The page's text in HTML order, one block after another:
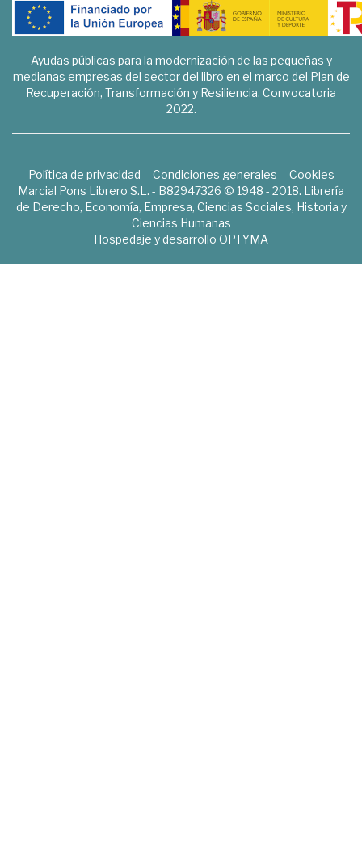
Ayudas públicas para la modernización de las pequeñas y
medianas empresas del sector del libro en el marco del Plan de
Recuperación, Transformación y Resiliencia. Convocatoria
2022.
Política de privacidad Condiciones generales
Cookies
Marcial Pons Librero S.L. - B82947326 © 1948 - 2018. Librería
de Derecho, Economía, Empresa, Ciencias Sociales, Historia y
Ciencias Humanas
Hospedaje y desarrollo OPTYMA